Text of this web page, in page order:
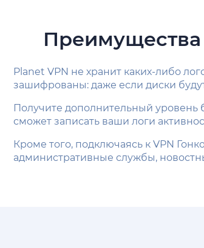
Преимущества
Planet VPN не хранит каких-либо
зашифрованы: даже если диски
Получите дополнительный уровень
сможет записать ваши логи
Кроме того, подключаясь к VPN
административные службы,